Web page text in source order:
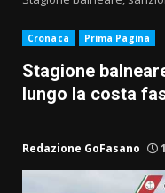
Cronaca Prima Pagina
Stagione
lungo la costa
Redazione GoFasano